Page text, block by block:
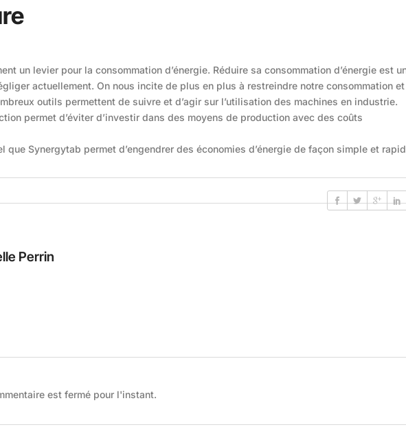
un levier pour la consommation d’énergie. Réduire sa consommation d’énergie est
actuellement. On nous incite de plus en plus à restreindre notre consommation et
outils permettent de suivre et d’agir sur l’utilisation des machines en industrie.
permet d’éviter d’investir dans des moyens de production avec des coûts
que Synergytab permet d’engendrer des économies d’énergie de façon simple et
Perrin
est fermé pour l'instant.